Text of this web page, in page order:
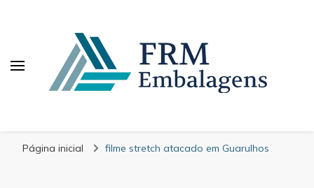
Página inicial filme stretch atacado em Guarulhos